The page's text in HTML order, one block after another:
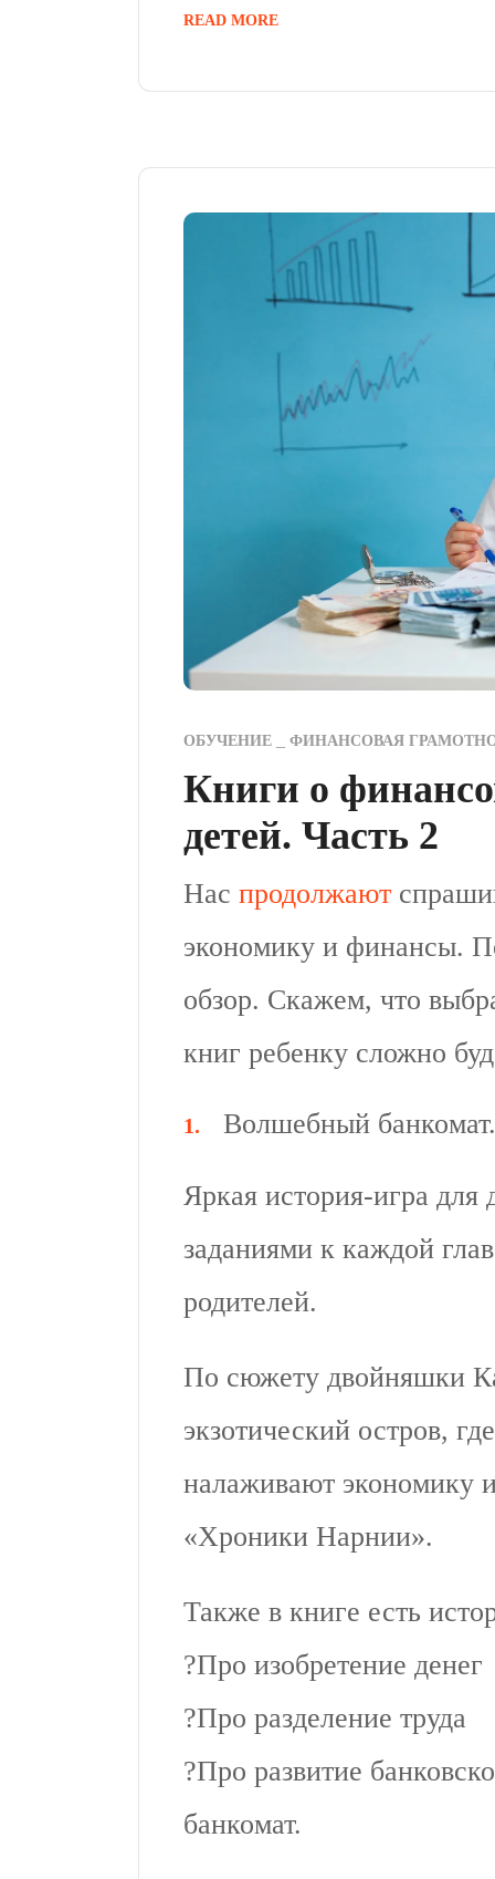
READ MORE
ОБУЧЕНИЕ ФИНАНСОВАЯ
Книги о
детей. Часть 2
Нас продолжают
экономику и финансы.
обзор. Скажем, что
книг ребенку сложно
Волшебный
Яркая история-игра для
заданиями к каждой
родителей.
По сюжету двойняшки
экзотический остров,
налаживают экономику
«Хроники Нарнии».
Также в книге есть
?Про изобретение денег
?Про разделение труда
?Про развитие
банкомат.